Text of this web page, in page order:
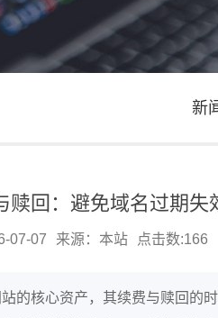
新
赎回：避免域名过期失
07-07 来源：本站 点击数:166
的核心资产，其续费与赎回的